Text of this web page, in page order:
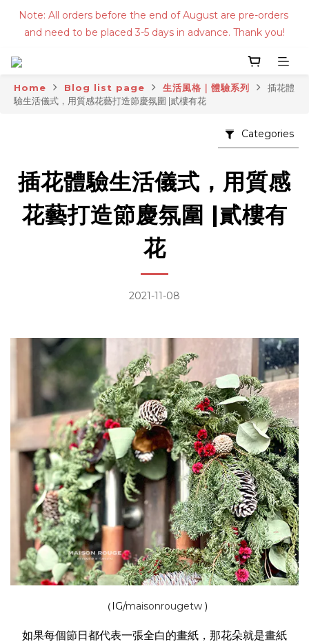
Note: All orders before the end of August are pre-orders
and need to be placed 3-5 days in advance. Thank you!
Home Blog list page 生活風格｜體驗系列
插花體
驗生活儀式，用質感花藝打造節慶氛圍 |貳樓有花
Categories
插花體驗生活儀式，用質感
花藝打造節慶氛圍 |貳樓有
花
2021-11-08
（IG/maisonrougetw)
如果每個節日都代表一張全白的畫紙，那花朵就是畫紙